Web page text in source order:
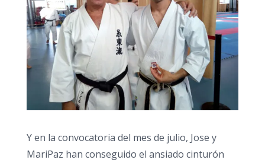
Y en la convocatoria del mes de julio, Jose y
MariPaz han conseguido el ansiado cinturón